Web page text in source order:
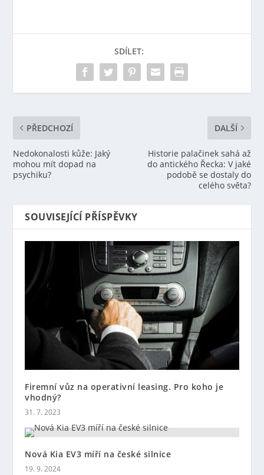
SDÍLET:
PŘEDCHOZÍ
Nedokonalosti kůže: Jaký
mohou mít dopad na
psychiku?
DALŠÍ
Historie palačinek sahá až
do antického Řecka: V jaké
podobě se dostaly do
celého světa?
SOUVISEJÍCÍ PŘÍSPĚVKY
Firemní vůz na operativní leasing. Pro koho je
vhodný?
31. 7. 2023
Nová Kia EV3 míří na české silnice
19. 9. 2024